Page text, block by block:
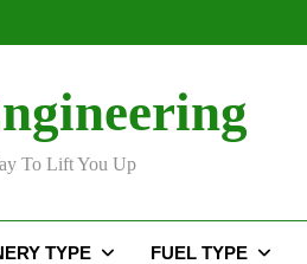
To Lift You Up
TYPE FUEL TYPE